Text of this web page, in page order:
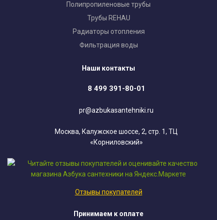
Полипропиленовые трубы
Трубы REHAU
Радиаторы отопления
Фильтрация воды
Наши контакты
8 499 391-80-01
pr@azbukasantehniki.ru
Москва, Калужское шоссе, 2, стр. 1, ТЦ
«Корниловский»
Отзывы покупателей
Принимаем к оплате